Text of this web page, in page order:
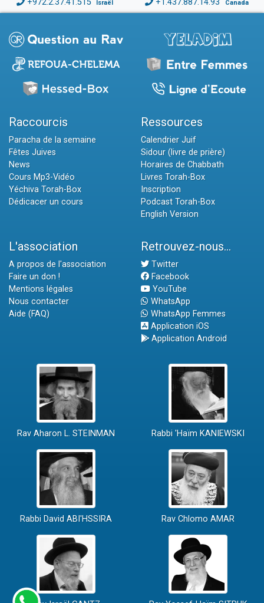
Israël Canada
Raccourcis
Paracha de la semaine
Fêtes Juives
News
Cours Mp3-Vidéo
Yéchiva Torah-Box
Dédicacer un cours
Ressources
Calendrier Juif
Sidour (livre de prière)
Horaires de Chabbath
Livres Torah-Box
Inscription
Podcast Torah-Box
English Version
L'association
A propos de l'association
Faire un don !
Mentions légales
Nous contacter
Aide (FAQ)
Retrouvez-nous...
Twitter
Facebook
YouTube
WhatsApp
WhatsApp Femmes
Application iOS
Application Android
Rav Aharon L. STEINMAN Rabbi 'Haïm KANIEWSKI
Rabbi David ABI'HSSIRA Rav Chlomo AMAR